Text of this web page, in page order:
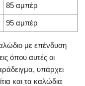
85 αμπέρ
95 αμπέρ
με επένδυση
όπου αυτές οι
υπάρχει
και τα καλώδια